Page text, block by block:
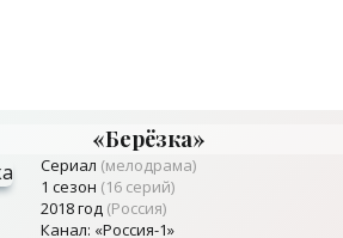
«Берёзка»
Сериал (мелодрама)
1 сезон (16 серий)
2018 год (Россия)
Канал: «Россия-1»